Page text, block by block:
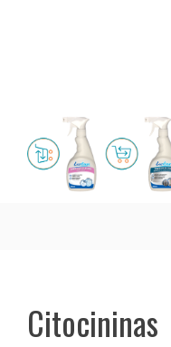
Citocininas